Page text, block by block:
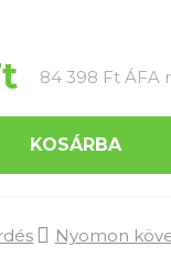
84 398 Ft ÁFA
KOSÁRBA
Nyomon